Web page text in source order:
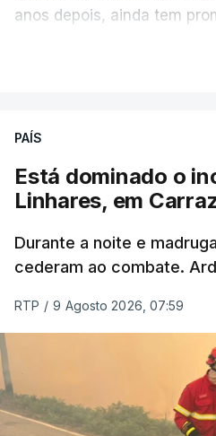
anos depois, ainda tem
ESTE CONTEÚDO
PAÍS
Está dominado o
Linhares, em
Durante a noite e
cederam ao combate.
RTP / 9 Agosto 2026, 07:59